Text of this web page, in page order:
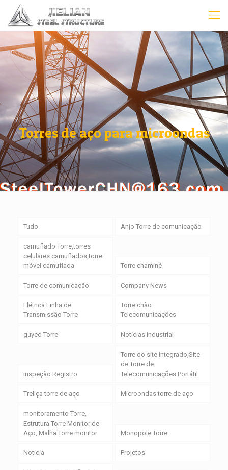
Torres de aço para microondas
Tudo Anjo Torre de comunicação
camuflado Torre,torres
celulares camuflados,torre
móvel camuflada
Torre chaminé
Torre de comunicação Company News
Elétrica Linha de
Transmissão Torre
Torre chão
Telecomunicações
guyed Torre Notícias industrial
inspeção Registro
Torre do site integrado,Site
de Torre de
Telecomunicações Portátil
Treliça torre de aço Microondas torre de aço
monitoramento Torre,
Estrutura Torre Monitor de
Aço, Malha Torre monitor
Monopole Torre
Notícia Projetos